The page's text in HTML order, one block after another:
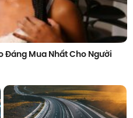
Đáng Mua Nhất Cho Người